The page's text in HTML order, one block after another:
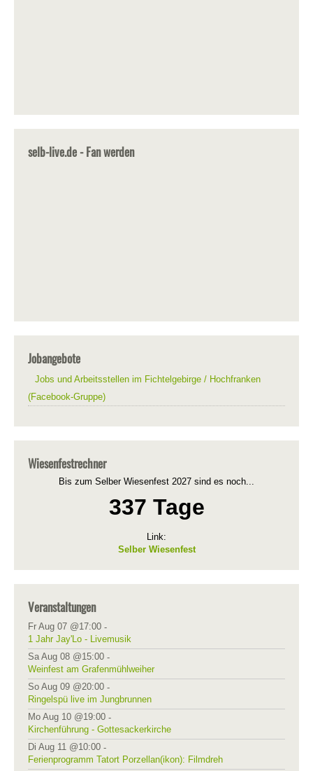
selb-live.de - Fan werden
Jobangebote
Jobs und Arbeitsstellen im Fichtelgebirge / Hochfranken
(Facebook-Gruppe)
Wiesenfestrechner
Bis zum Selber Wiesenfest 2027 sind es noch...
337 Tage
Link:
Selber Wiesenfest
Veranstaltungen
Fr Aug 07 @17:00 -
1 Jahr Jay'Lo - Livemusik
Sa Aug 08 @15:00 -
Weinfest am Grafenmühlweiher
So Aug 09 @20:00 -
Ringelspü live im Jungbrunnen
Mo Aug 10 @19:00 -
Kirchenführung - Gottesackerkirche
Di Aug 11 @10:00 -
Ferienprogramm Tatort Porzellan(ikon): Filmdreh